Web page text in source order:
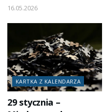
16.05.2026
KARTKA Z KALENDARZA
29 stycznia –